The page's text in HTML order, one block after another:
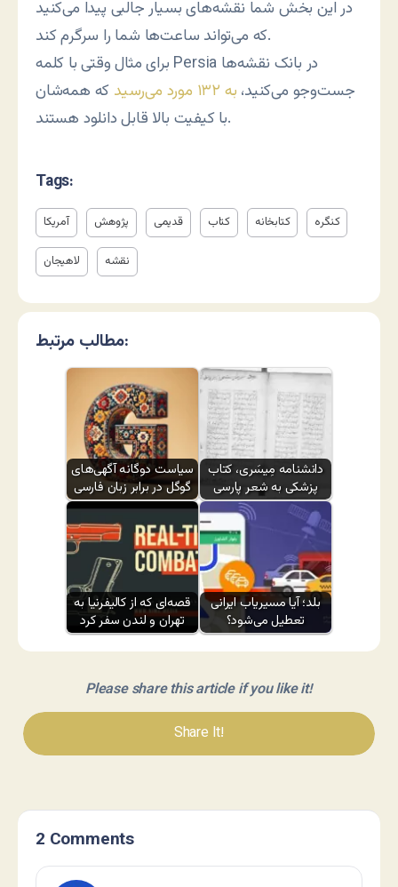
در این بخش شما نقشه‌های بسیار جالبی پیدا می‌کنید
که می‌تواند ساعت‌ها شما را سرگرم کند.
برای مثال وقتی با کلمه Persia در بانک نقشه‌ها
جست‌وجو می‌کنید، به ۱۳۲ مورد می‌رسید
که همه‌شان
با کیفیت بالا قابل دانلود هستند.
Tags:
آمریکا پژوهش قدیمی کتاب کتابخانه کنگره
لاهیجان نقشه
مطالب مرتبط:
سیاست دوگانه آگهی‌های
گوگل در برابر زبان فارسی
دانشنامه مِیسَری، کتاب
پزشکی به شعر پارسی
قصه‌ای که از کالیفرنیا به
تهران و لندن سفر کرد
بلد؛ آیا مسیر‌یاب ایرانی
تعطیل می‌شود؟
Please share this article if you like it!
Share It!
2 Comments